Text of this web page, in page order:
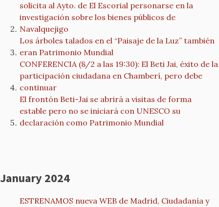
solicita al Ayto. de El Escorial personarse en la
investigación sobre los bienes públicos de
Navalquejigo
Los árboles talados en el “Paisaje de la Luz” también
eran Patrimonio Mundial
CONFERENCIA (8/2 a las 19:30): El Beti Jai, éxito de la
participación ciudadana en Chamberí, pero debe
continuar
El frontón Beti-Jai se abrirá a visitas de forma
estable pero no se iniciará con UNESCO su
declaración como Patrimonio Mundial
January 2024
ESTRENAMOS nueva WEB de Madrid, Ciudadanía y